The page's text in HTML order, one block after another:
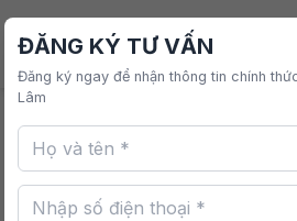
VINFAST PHÚ LÂM
Trang chủ
ĐĂNG KÝ TƯ VẤN
Đăng ký ngay để nhận thông tin chính
Lâm